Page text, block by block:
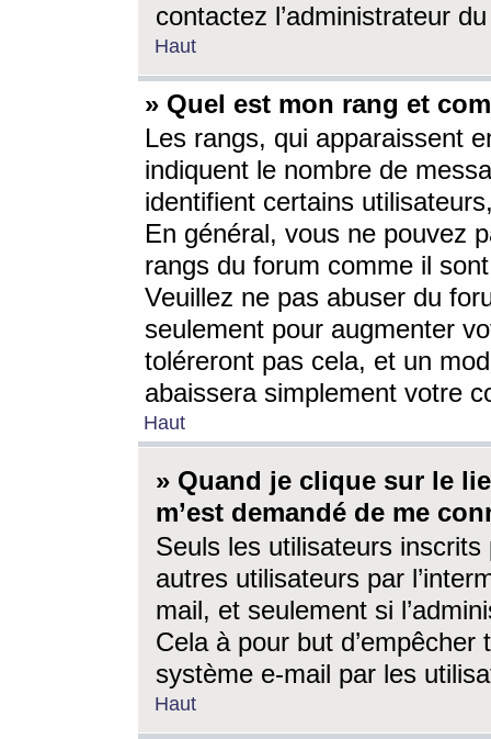
contactez l’administrateur
Haut
» Quel est mon rang et
Les rangs, qui apparaissent
indiquent le nombre de
identifient certains
En général, vous ne pouvez
rangs du forum comme il
Veuillez ne pas abuser du
seulement pour augmenter
toléreront pas cela, et un
abaissera simplement votre
Haut
» Quand je clique sur le
m’est demandé de me
Seuls les utilisateurs
autres utilisateurs par
mail, et seulement si
Cela à pour but
système e-mail par les
Haut